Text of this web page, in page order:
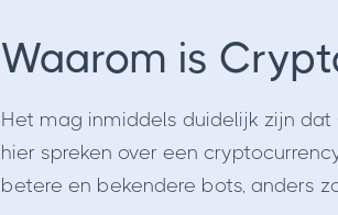
Waarom is
Het mag inmiddels duidelijk zijn
hier spreken over een
betere en bekendere bots, anders